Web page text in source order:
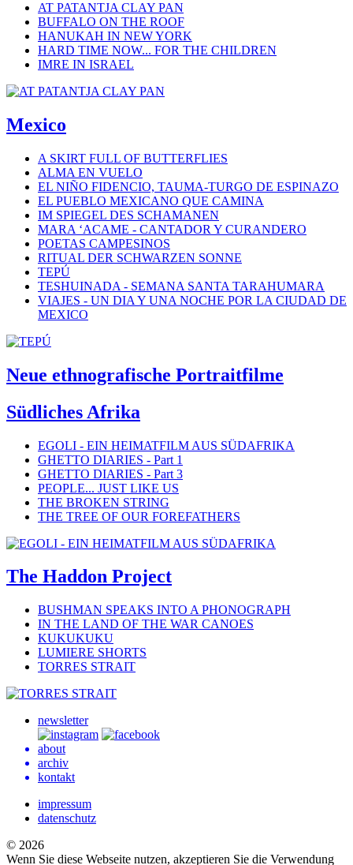
AT PATANTJA CLAY PAN
BUFFALO ON THE ROOF
HANUKAH IN NEW YORK
HARD TIME NOW... FOR THE CHILDREN
IMRE IN ISRAEL
Mexico
A SKIRT FULL OF BUTTERFLIES
ALMA EN VUELO
EL NIÑO FIDENCIO, TAUMA-TURGO DE ESPINAZO
EL PUEBLO MEXICANO QUE CAMINA
IM SPIEGEL DES SCHAMANEN
MARA ‘ACAME - CANTADOR Y CURANDERO
POETAS CAMPESINOS
RITUAL DER SCHWARZEN SONNE
TEPÚ
TESHUINADA - SEMANA SANTA TARAHUMARA
VIAJES - UN DIA Y UNA NOCHE POR LA CIUDAD DE
MEXICO
Neue ethnografische Portraitfilme
Südliches Afrika
EGOLI - EIN HEIMATFILM AUS SÜDAFRIKA
GHETTO DIARIES - Part 1
GHETTO DIARIES - Part 3
PEOPLE... JUST LIKE US
THE BROKEN STRING
THE TREE OF OUR FOREFATHERS
The Haddon Project
BUSHMAN SPEAKS INTO A PHONOGRAPH
IN THE LAND OF THE WAR CANOES
KUKUKUKU
LUMIERE SHORTS
TORRES STRAIT
newsletter
about
archiv
kontakt
impressum
datenschutz
© 2026
Wenn Sie diese Webseite nutzen, akzeptieren Sie die Verwendung